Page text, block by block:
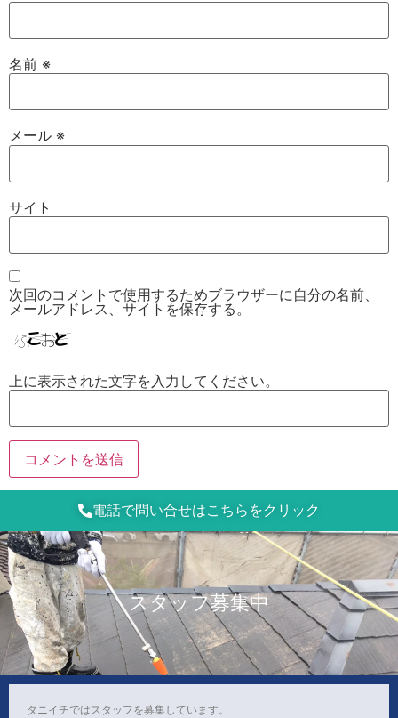
名前 ※
メール ※
サイト
次回のコメントで使用するためブラウザーに自分の名前、
メールアドレス、サイトを保存する。
上に表示された文字を入力してください。
電話で問い合せはこちらをクリック
スタッフ募集中
タニイチではスタッフを募集しています。